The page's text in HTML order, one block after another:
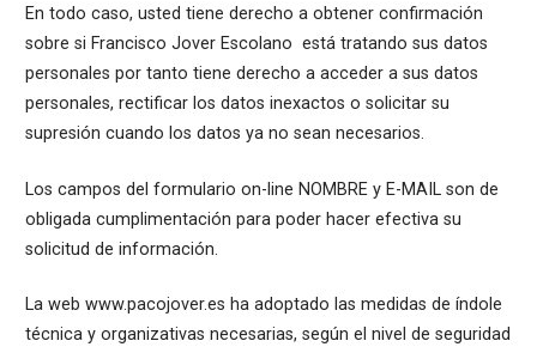
En todo caso, usted tiene derecho a obtener confirmación
sobre si Francisco Jover Escolano está tratando sus datos
personales por tanto tiene derecho a acceder a sus datos
personales, rectificar los datos inexactos o solicitar su
supresión cuando los datos ya no sean necesarios.
Los campos del formulario on-line NOMBRE y E-MAIL son de
obligada cumplimentación para poder hacer efectiva su
solicitud de información.
La web www.pacojover.es ha adoptado las medidas de índole
técnica y organizativas necesarias, según el nivel de seguridad